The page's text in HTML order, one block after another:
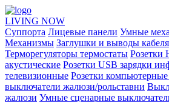
LIVING NOW
Суппорта Лицевые панели Умные
Механизмы Заглушки и выводы кабеля
Терморегуляторы термостаты Розетки
акустические Розетки USB зарядки
телевизионные Розетки
выключатели жалюзи/рольставни
жалюзи Умные сценарные